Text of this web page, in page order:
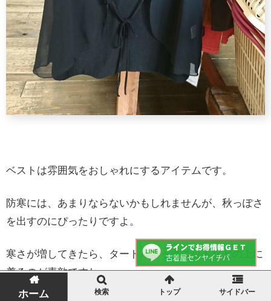
ベストは雰囲気をおしゃれにするアイテムです。
防寒には、あまりならないかもしれませんが、秋っぽさ
を出すのにぴったりですよ。
寒さが増してきたら、タートルネックニットなどの上に
着るのが素敵ですね。
ホーム
検索 トップ サイドバー